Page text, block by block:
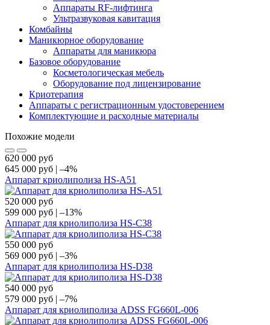
Аппараты RF-лифтинга
Ультразвуковая кавитация
Комбайны
Маникюрное оборудование
Аппараты для маникюра
Базовое оборудование
Косметологическая мебель
Оборудование под лицензирование
Криотерапия
Аппараты c регистрационным удостоверением
Комплектующие и расходные материалы
Похожие модели
620 000 руб
645 000 руб | –4%
Аппарат криолиполиза HS-A51
520 000 руб
599 000 руб | –13%
Аппарат для криолиполиза HS-С38
550 000 руб
569 000 руб | –3%
Аппарат для криолиполиза HS-D38
540 000 руб
579 000 руб | –7%
Аппарат для криолиполиза ADSS FG660L-006